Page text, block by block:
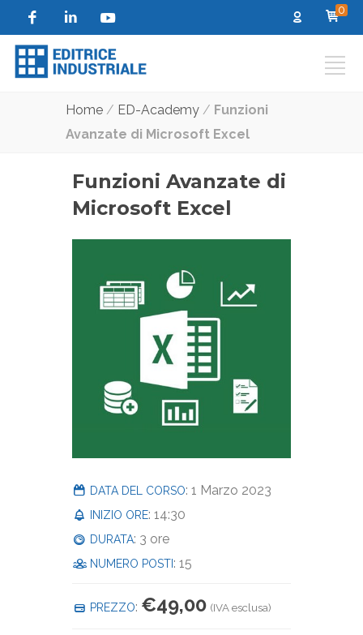
0
Home / ED-Academy / Funzioni
Avanzate di Microsoft Excel
Funzioni Avanzate di
Microsoft Excel
DATA DEL CORSO: 1 Marzo 2023
INIZIO ORE: 14:30
DURATA: 3 ore
NUMERO POSTI : 15
PREZZO: €49,00 (IVA esclusa)